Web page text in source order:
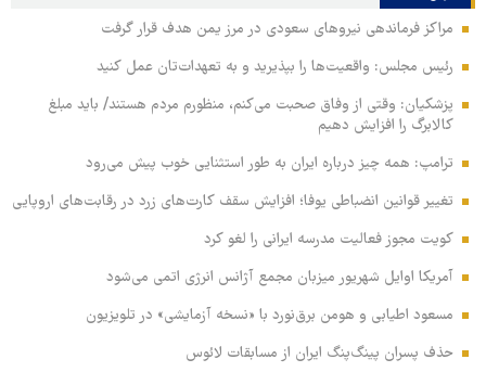
مراکز فرماندهی نیروهای سعودی در مرز یمن هدف قرار گرفت
رئیس مجلس: واقعیت‌ها را بپذیرید و به تعهدات‌تان عمل کنید
پزشکیان: وقتی از وفاق صحبت می‌کنم، منظورم مردم هستند/ باید مبلغ
کالابرگ را افزایش دهیم
ترامپ: همه چیز درباره ایران به طور استثنایی خوب پیش می‌رود
تغییر قوانین انضباطی یوفا؛ افزایش سقف کارت‌های زرد در رقابت‌های اروپایی
کویت مجوز فعالیت مدرسه ایرانی را لغو کرد
آمریکا اوایل شهریور میزبان مجمع آژانس انرژی اتمی می‌شود
مسعود اطیابی و هومن برق‌نورد با «نسخه آزمایشی» در تلویزیون
حذف پسران پینگ‌پنگ ایران از مسابقات لائوس